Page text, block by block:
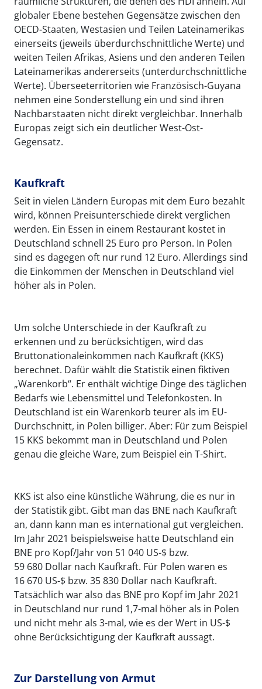
globaler Ebene bestehen Gegensätze zwischen den
OECD-Staaten, Westasien und Teilen Lateinamerikas
einerseits (jeweils überdurchschnittliche Werte) und
weiten Teilen Afrikas, Asiens und den anderen Teilen
Lateinamerikas andererseits (unterdurchschnittliche
Werte). Überseeterritorien wie Französisch-Guyana
nehmen eine Sonderstellung ein und sind ihren
Nachbarstaaten nicht direkt vergleichbar. Innerhalb
Europas zeigt sich ein deutlicher West-Ost-
Gegensatz.
Kaufkraft
Seit in vielen Ländern Europas mit dem Euro bezahlt
wird, können Preisunterschiede direkt verglichen
werden. Ein Essen in einem Restaurant kostet in
Deutschland schnell 25 Euro pro Person. In Polen
sind es dagegen oft nur rund 12 Euro. Allerdings sind
die Einkommen der Menschen in Deutschland viel
höher als in Polen.
Um solche Unterschiede in der Kaufkraft zu
erkennen und zu berücksichtigen, wird das
Bruttonationaleinkommen nach Kaufkraft (KKS)
berechnet. Dafür wählt die Statistik einen fiktiven
„Warenkorb“. Er enthält wichtige Dinge des täglichen
Bedarfs wie Lebensmittel und Telefonkosten. In
Deutschland ist ein Warenkorb teurer als im EU-
Durchschnitt, in Polen billiger. Aber: Für zum Beispiel
15 KKS bekommt man in Deutschland und Polen
genau die gleiche Ware, zum Beispiel ein T-Shirt.
KKS ist also eine künstliche Währung, die es nur in
der Statistik gibt. Gibt man das BNE nach Kaufkraft
an, dann kann man es international gut vergleichen.
Im Jahr 2021 beispielsweise hatte Deutschland ein
BNE pro Kopf/Jahr von 51 040 US-$ bzw.
59 680 Dollar nach Kaufkraft. Für Polen waren es
16 670 US-$ bzw. 35 830 Dollar nach Kaufkraft.
Tatsächlich war also das BNE pro Kopf im Jahr 2021
in Deutschland nur rund 1,7-mal höher als in Polen
und nicht mehr als 3-mal, wie es der Wert in US-$
ohne Berücksichtigung der Kaufkraft aussagt.
Zur Darstellung von Armut